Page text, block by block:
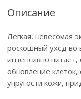
Описание
Легкая, невесомая
роскошный уход во
интенсивно питает,
обновление
упругости кожи,